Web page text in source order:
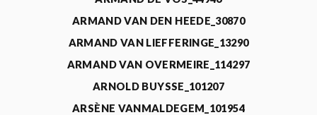
ARMAND VAN DEN HEEDE_30870
ARMAND VAN LIEFFERINGE_13290
ARMAND VAN OVERMEIRE_114297
ARNOLD BUYSSE_101207
ARSÈNE VANMALDEGEM_101954